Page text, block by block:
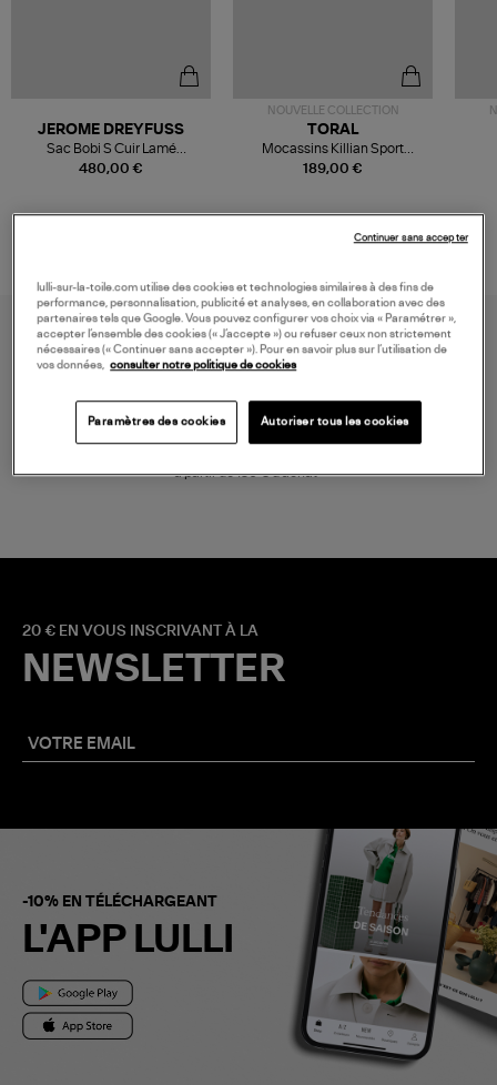
480,00 €
JEROME DREYFUSS
Sac Bobi S Cuir Lamé
Champagne
NOUVELLE COLLECTION
189,00 €
TORAL
Mocassins Killian Sport
Mousse
à partir de 150 € d'achat*
20 € EN VOUS INSCRIVANT À LA
NEWSLETTER
-10% EN TÉLÉCHARGEANT
L'APP LULLI
lulli-sur-la-toile.com utilise des cookies et technologies similaires à des fins de
performance, personnalisation, publicité et analyses, en collaboration avec des
partenaires tels que Google. Vous pouvez configurer vos choix via « Paramétrer »,
accepter l’ensemble des cookies (« J’accepte ») ou refuser ceux non strictement
nécessaires (« Continuer sans accepter »). Pour en savoir plus sur l’utilisation de
vos données, consulter notre politique de cookies
Paramètres des cookies Autoriser tous les cookies
Continuer sans accepter